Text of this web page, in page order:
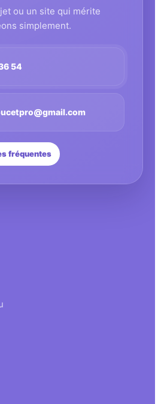
ou un site qui mérite
simplement.
54
fréquentes